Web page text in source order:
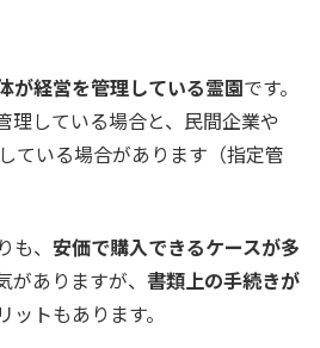
が経営を管理している霊園です。
理している場合と、民間企業や
ている場合があります（指定管
、 安価で購入できるケースが多
ありますが、 書類上の手続きが
トもあります。